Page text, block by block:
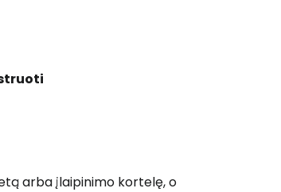
arba įlaipinimo kortelę, o